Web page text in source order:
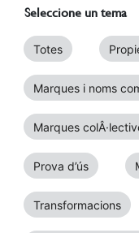
Seleccione un tema
Totes
Marques i noms
Marques
Prova d’ús
Transformacions